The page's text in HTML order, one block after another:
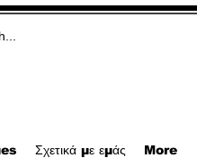
Σχετικά με εμάς More